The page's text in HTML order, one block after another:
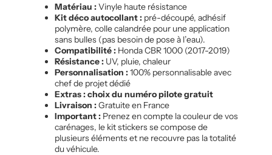
Matériau :Vinyle haute résistance
Kit déco autocollant : pré-découpé, adhésif
polymère, colle calandrée pour une application
sans bulles (pas besoin de pose à l’eau).
Compatibilité : Honda CBR 1000 (2017-2019)
Résistance : UV, pluie, chaleur
Personnalisation :100% personnalisable avec
chef de projet dédié
Extras : choix du numéro pilote gratuit
Livraison :Gratuite en France
Important : Prenez en compte la couleur de vos
carénages, le kit stickers se compose de
plusieurs éléments et ne recouvre pas la totalité
du véhicule.